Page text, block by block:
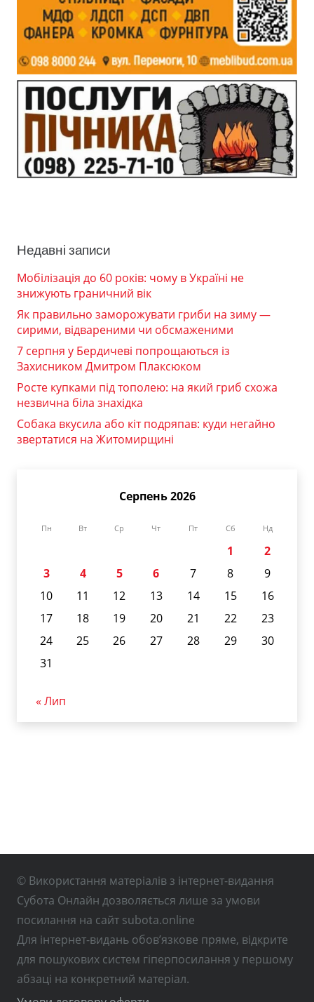
Недавні записи
Мобілізація до 60 років: чому в Україні не
знижують граничний вік
Як правильно заморожувати гриби на зиму —
сирими, відвареними чи обсмаженими
7 серпня у Бердичеві попрощаються із
Захисником Дмитром Плаксюком
Росте купками під тополею: на який гриб схожа
незвична біла знахідка
Собака вкусила або кіт подряпав: куди негайно
звертатися на Житомирщині
Серпень 2026
Пн Вт Ср Чт Пт Сб Нд
1
2
3
4 5 6 7 8
9
10
11 12 13 14 15
16
17
18 19 20 21 22
23
24
25 26 27 28 29
30
31
« Лип
© Використання матеріалів з інтернет-видання
Субота Онлайн дозволяється лише за умови
посилання на сайт subota.online
Для інтернет-видань обов’язкове пряме, відкрите
для пошукових систем гіперпосилання у першому
абзаці на конкретний матеріал.